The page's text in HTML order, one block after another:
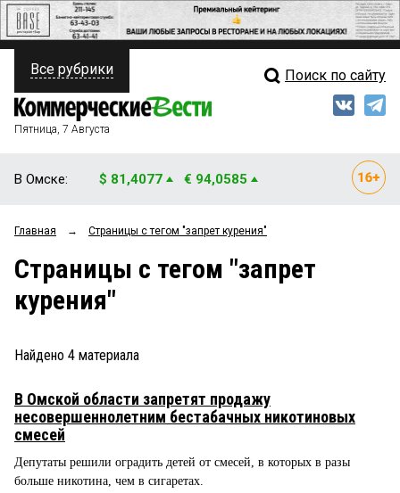
ПОЛИТИКА
ФИНАНСЫ
ОБЩЕСТВО
ЗАКОН
НОВОСТИ КОМПАНИЙ
ПРОИСШЕСТВИЯ
СТИЛЬ ЖИЗНИ
Свежий выпуск
Мнения
Рейтинги
Все рубрики Поиск по сайту
Пятница, 7 Августа
В Омске: $ 81,4077 € 94,0585
Главная → Страницы c тегом "запрет курения"
Страницы c тегом "запрет
курения"
Найдено 4 материала
В Омской области запретят продажу
несовершеннолетним бестабачных никотиновых
смесей
Депутаты решили оградить детей от смесей, в которых в разы
больше никотина, чем в сигаретах.